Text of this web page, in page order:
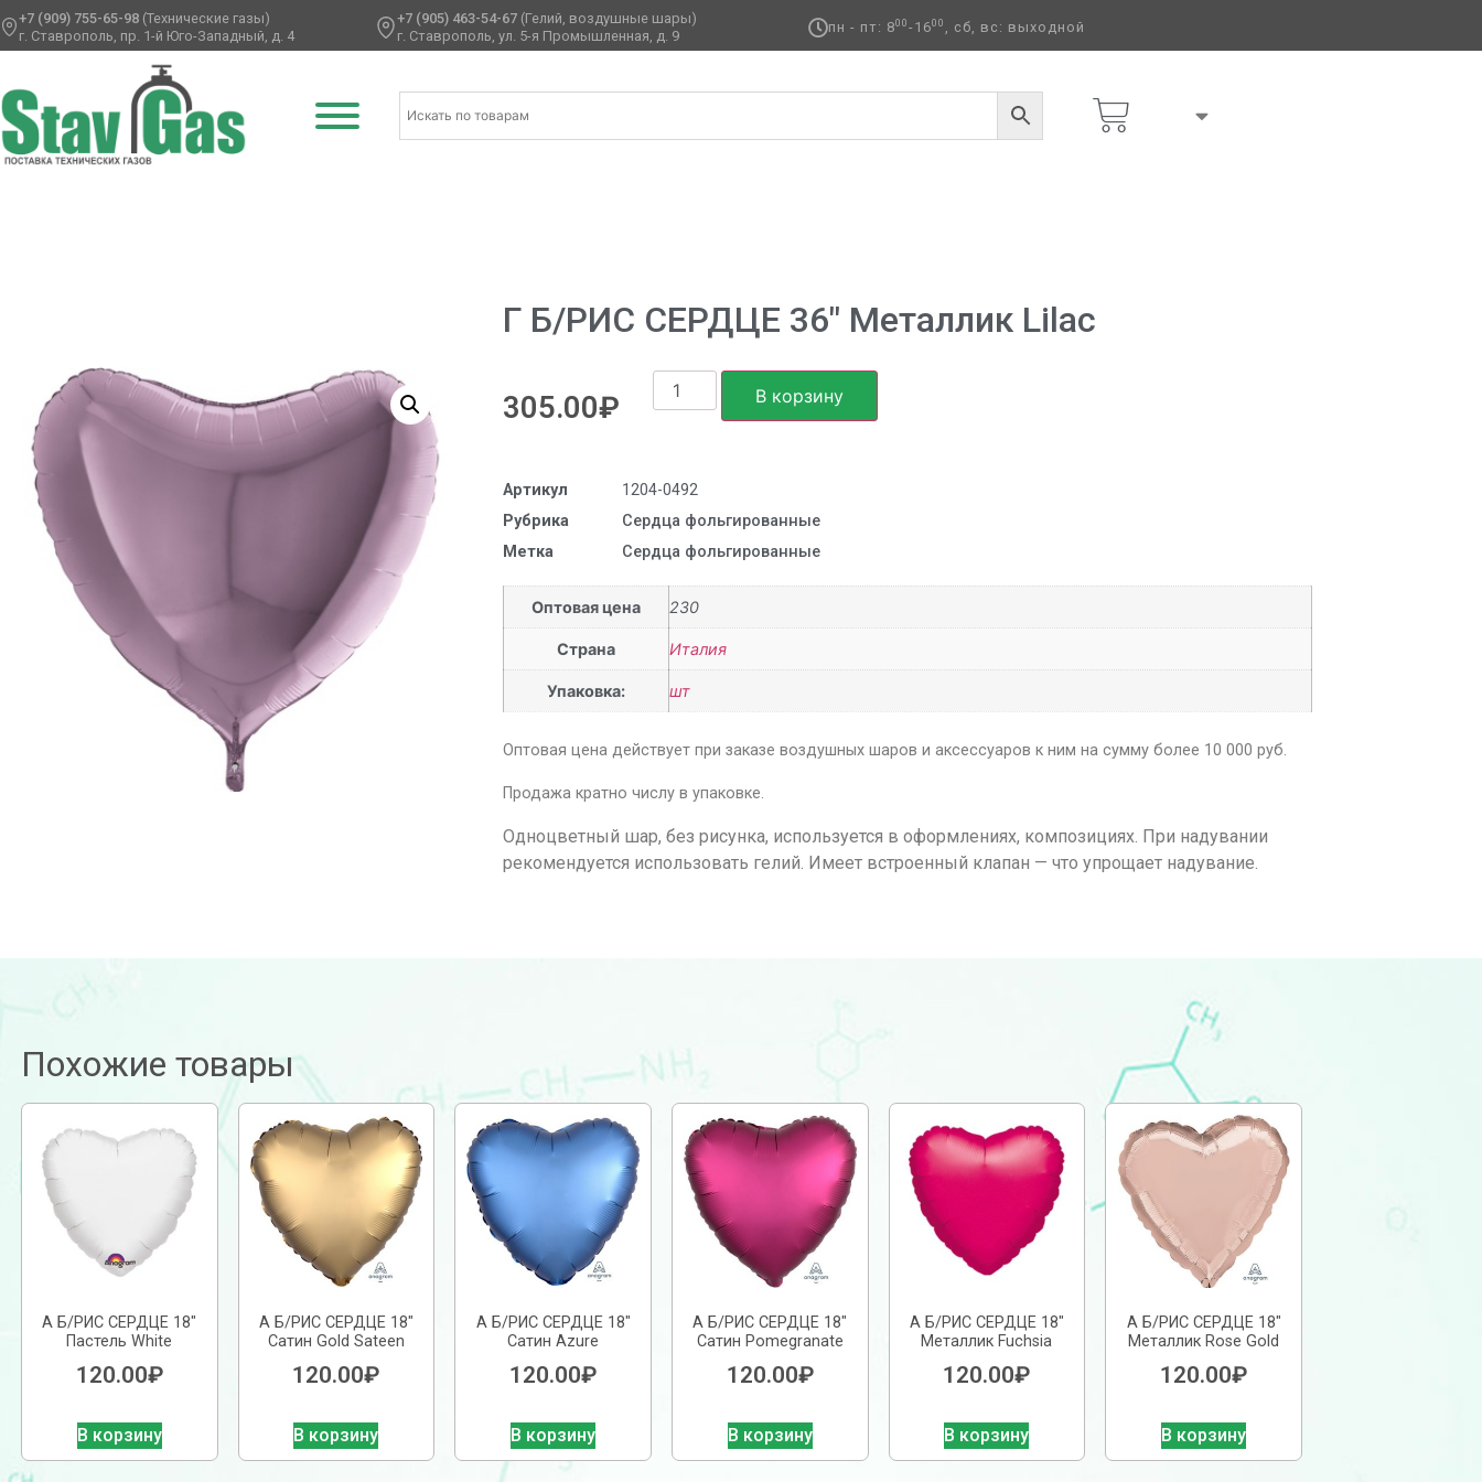
+7 (909) 755-65-98 (Технические газы)
г. Ставрополь, пр. 1-й Юго-Западный, д. 4
+7 (905) 463-54-67 (Гелий, воздушные шары)
г. Ставрополь, ул. 5-я Промышленная, д. 9 ​
пн - пт: 800-1600 , сб, вс: выходной
Г Б/РИС СЕРДЦЕ 36″ Металлик Lilac
305.00₽ В корзину
Артикул
1204-0492
Рубрика
Сердца фольгированные
Метка
Сердца фольгированные
Оптовая цена 230
Страна Италия
Упаковка: шт
Оптовая цена действует при заказе воздушных шаров и аксессуаров к ним на сумму более 10 000 руб.
Продажа кратно числу в упаковке.
Одноцветный шар, без рисунка, используется в оформлениях, композициях. При надувании
рекомендуется использовать гелий. Имеет встроенный клапан — что упрощает надувание.
Похожие товары
А Б/РИС СЕРДЦЕ 18″
Пастель White
120.00₽
В корзину
А Б/РИС СЕРДЦЕ 18″
Сатин Gold Sateen
120.00₽
В корзину
А Б/РИС СЕРДЦЕ 18″
Сатин Azure
120.00₽
В корзину
А Б/РИС СЕРДЦЕ 18″
Сатин Pomegranate
120.00₽
В корзину
А Б/РИС СЕРДЦЕ 18″
Металлик Fuchsia
120.00₽
В корзину
А Б/РИС СЕРДЦЕ 18″
Металлик Rose Gold
120.00₽
В корзину